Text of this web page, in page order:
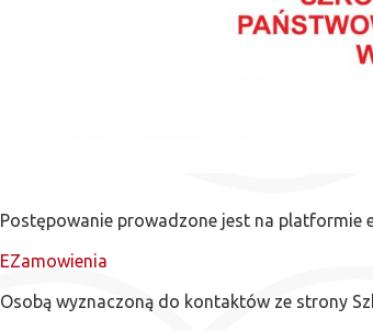
Postępowanie prowadzone jest na platformie
EZamowienia
Osobą wyznaczoną do kontaktów ze strony